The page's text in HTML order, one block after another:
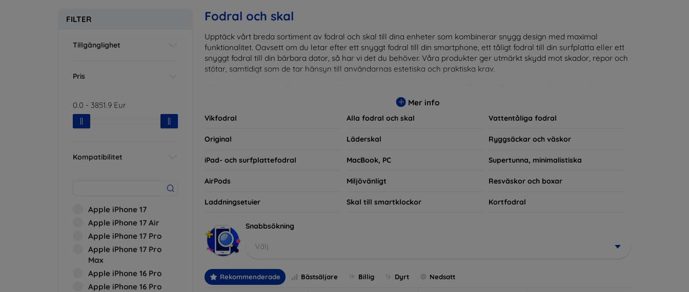
FILTER
Tillgänglighet
Pris
0.0 - 3851.9 Eur
Kompatibilitet
Apple iPhone 17
Apple iPhone 17 Air
Apple iPhone 17 Pro
Apple iPhone 17 Pro
Max
Apple iPhone 16 Pro
Apple iPhone 16 Pro
Fodral och skal
Upptäck vårt breda sortiment av fodral och skal till dina enheter som kombinerar snygg design med maximal
funktionalitet. Oavsett om du letar efter ett snyggt fodral till din smartphone, ett tåligt fodral till din surfplatta eller ett
snyggt fodral till din bärbara dator, så har vi det du behöver. Våra produkter ger utmärkt skydd mot skador, repor och
stötar, samtidigt som de tar hänsyn till användarnas estetiska och praktiska krav.
inte bara praktiska utan också moderiktiga, vilket gör dem till en integrerad del av din vardagsoutfit. För teknikälskare
eller de som bara vill skydda sin investering, vi finns här för dig.
Mer info
Vikfodral Alla fodral och skal Vattentåliga fodral
Original Läderskal Ryggsäckar och väskor
iPad- och surfplattefodral MacBook, PC Supertunna, minimalistiska
AirPods Miljövänligt Resväskor och boxar
Laddningsetuier Skal till smartklockor Kortfodral
Snabbsökning
Välj
Rekommenderade Bästsäljare Billig Dyrt Nedsatt